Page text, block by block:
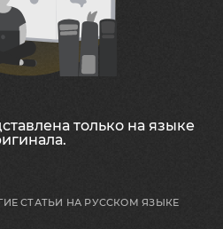
​​только на языке
СТАТЬИ НА РУССКОМ ЯЗЫКЕ